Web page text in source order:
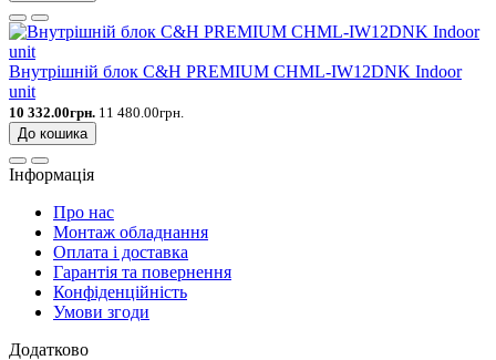
Внутрішній блок C&H PREMIUM CHML-IW12DNK Indoor
unit
10 332.00грн. 11 480.00грн.
До кошика
Інформація
Про нас
Монтаж обладнання
Оплата і доставка
Гарантія та повернення
Конфіденційність
Умови згоди
Додатково